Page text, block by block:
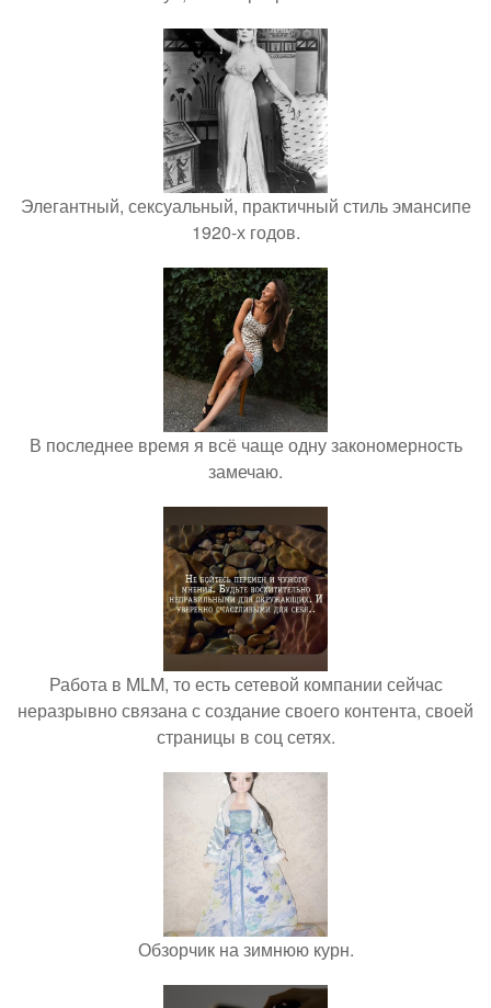
Элегантный, сексуальный, практичный стиль эмансипе
1920-х годов.
В последнее время я всё чаще одну закономерность
замечаю.
Работа в MLM, то есть сетевой компании сейчас
неразрывно связана с создание своего контента, своей
страницы в соц сетях.
Обзорчик на зимнюю курн.